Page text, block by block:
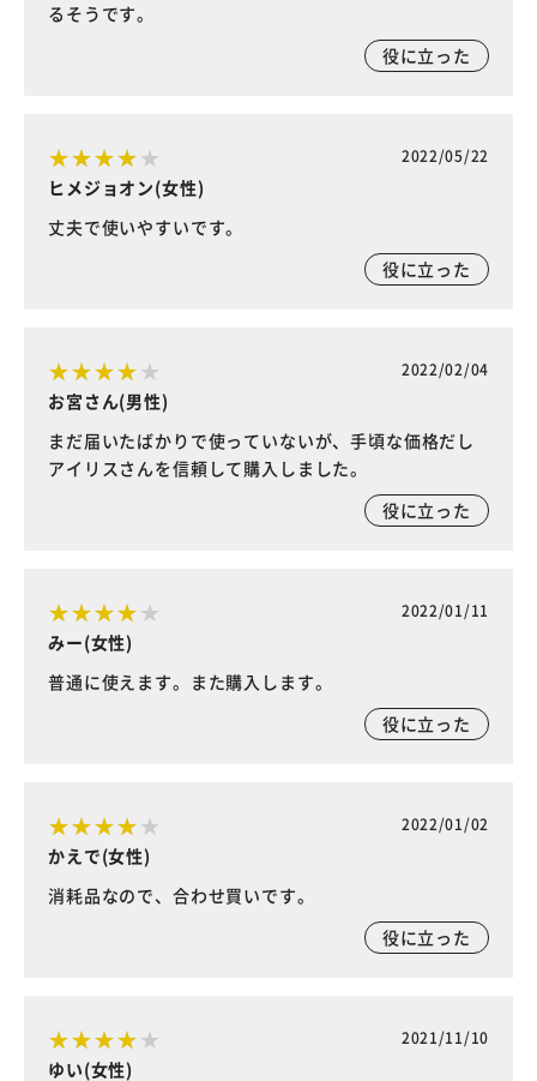
るそうです。
役に立った
2022/05/22
ヒメジョオン(女性)
丈夫で使いやすいです。
役に立った
2022/02/04
お宮さん(男性)
まだ届いたばかりで使っていないが、手頃な価格だし
アイリスさんを信頼して購入しました。
役に立った
2022/01/11
みー(女性)
普通に使えます。また購入します。
役に立った
2022/01/02
かえで(女性)
消耗品なので、合わせ買いです。
役に立った
2021/11/10
ゆい(女性)